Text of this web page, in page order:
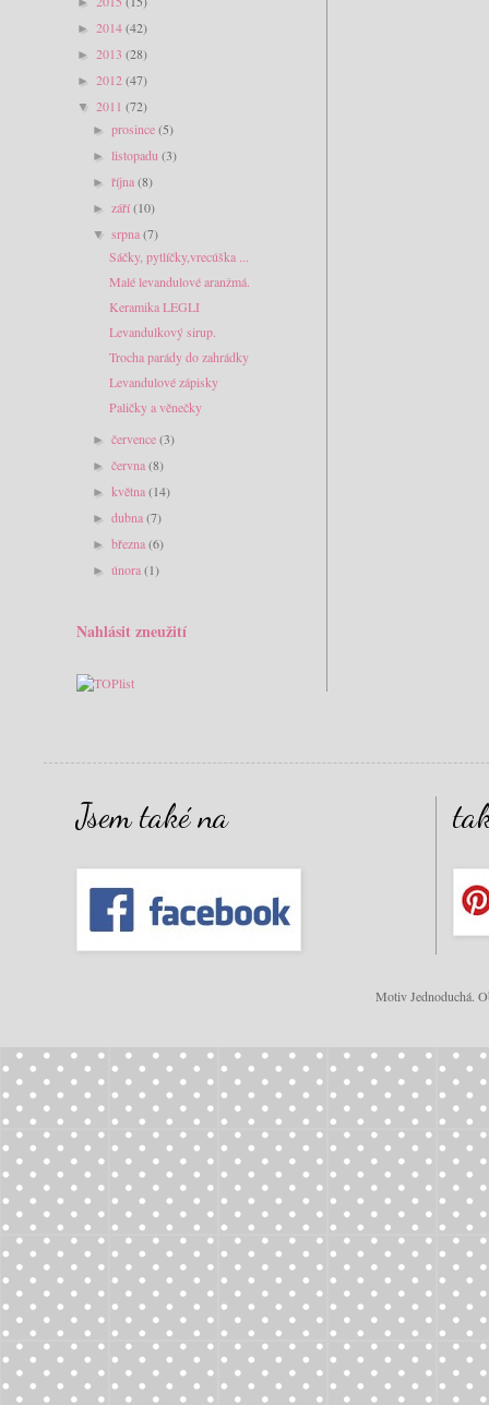
► 2014(42)
► 2013 (28)
► 2012(47)
▼ 2011 (72)
►prosince(5)
►listopadu(3)
►října(8)
►září(10)
▼srpna(7)
Sáčky, pytlíčky,vrecúška ...
Malé levandulové aranžmá.
Keramika LEGLI
Levandulkový sirup.
Trocha parády do zahrádky
Levandulové zápisky
Paličky a věnečky
►července(3)
►června(8)
►května(14)
►dubna(7)
►března(6)
►února(1)
Nahlásit zneužití
Jsem také na
Motiv Jednoduchá.